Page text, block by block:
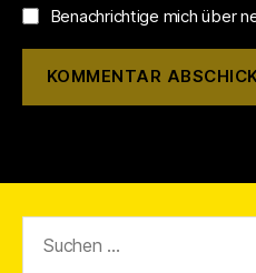
Benachrichtige mich über
nach: